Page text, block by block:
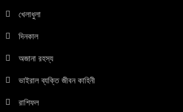
খেলাধুলা
দিনকাল
অজানা রহস্য
ভাইরাল ব্যক্তি জীবন কাহিনী
রাশিফল